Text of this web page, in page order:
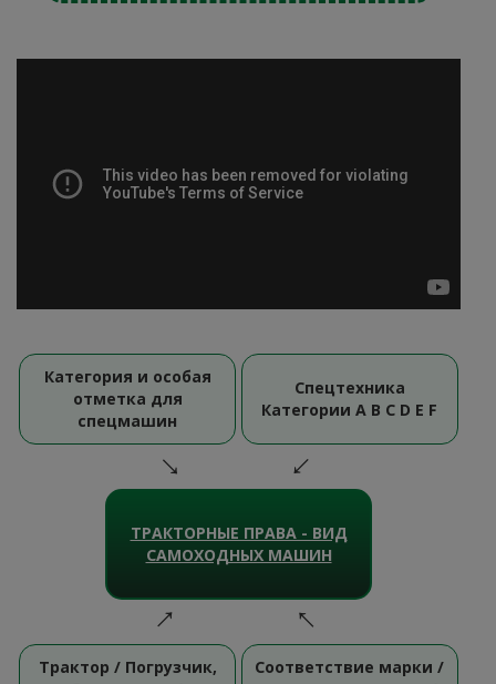
Категория и особая
отметка для
спецмашин
Спецтехника
Категории A B C D E F
ТРАКТОРНЫЕ ПРАВА - ВИД
САМОХОДНЫХ МАШИН
Трактор / Погрузчик,
Соответствие марки /